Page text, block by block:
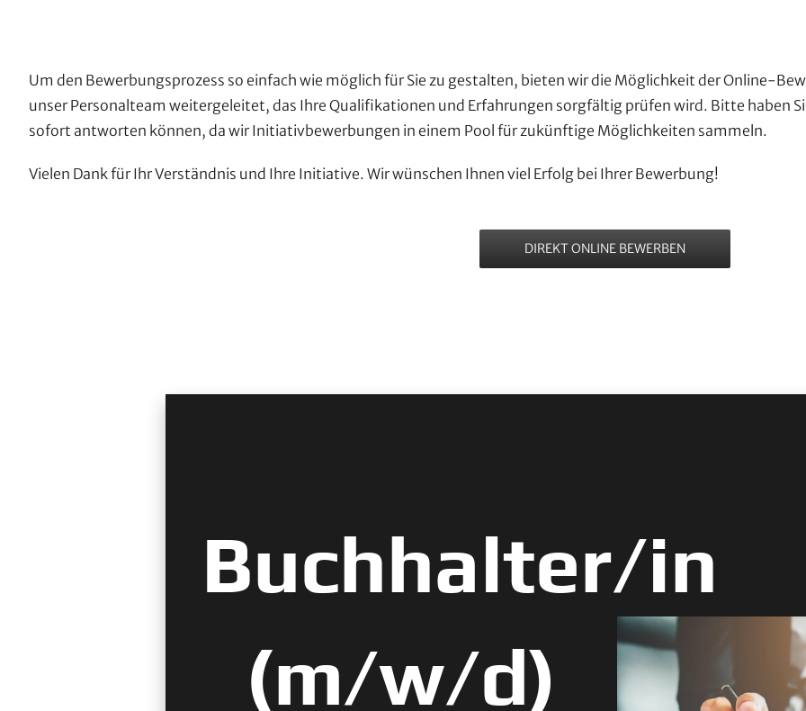
Um den Bewerbungsprozess so einfach wie möglich für Sie zu gestalten, bieten wir die Möglichkeit der Online-
unser Personalteam weitergeleitet, das Ihre Qualifikationen und Erfahrungen sorgfältig prüfen wird. Bitte haben
sofort antworten können, da wir Initiativbewerbungen in einem Pool für zukünftige Möglichkeiten sammeln.
Vielen Dank für Ihr Verständnis und Ihre Initiative. Wir wünschen Ihnen viel Erfolg bei Ihrer Bewerbung!
DIREKT ONLINE BEWERBEN
Buchhalter/in
(m/w/d)